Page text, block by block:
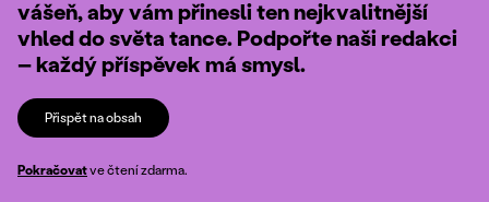
vášeň, aby vám přinesli ten nejkvalitnější
vhled do světa tance. Podpořte naši redakci
– každý příspěvek má smysl.
Přispět na obsah
Pokračovatve čtení zdarma.